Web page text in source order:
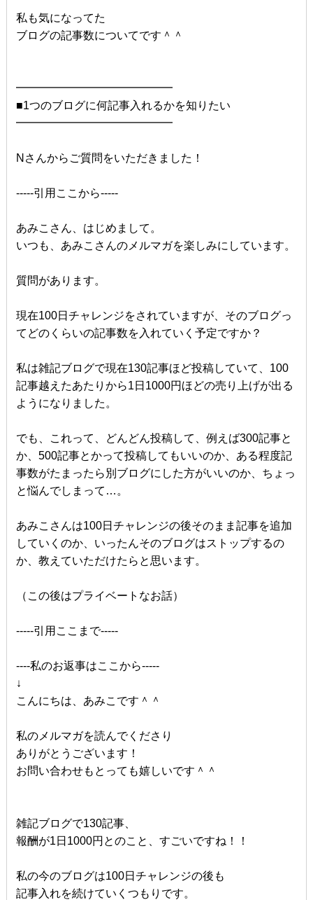
私も気になってた
ブログの記事数についてです＾＾
━━━━━━━━━━━━━━
■1つのブログに何記事入れるかを知りたい
━━━━━━━━━━━━━━
Nさんからご質問をいただきました！
-----引用ここから-----
あみこさん、はじめまして。
いつも、あみこさんのメルマガを楽しみにしています。
質問があります。
現在100日チャレンジをされていますが、そのブログっ
てどのくらいの記事数を入れていく予定ですか？
私は雑記ブログで現在130記事ほど投稿していて、100
記事越えたあたりから1日1000円ほどの売り上げが出る
ようになりました。
でも、これって、どんどん投稿して、例えば300記事と
か、500記事とかって投稿してもいいのか、ある程度記
事数がたまったら別ブログにした方がいいのか、ちょっ
と悩んでしまって…。
あみこさんは100日チャレンジの後そのまま記事を追加
していくのか、いったんそのブログはストップするの
か、教えていただけたらと思います。
（この後はプライベートなお話）
-----引用ここまで-----
----私のお返事はここから-----
↓
こんにちは、あみこです＾＾
私のメルマガを読んでくださり
ありがとうございます！
お問い合わせもとっても嬉しいです＾＾
雑記ブログで130記事、
報酬が1日1000円とのこと、すごいですね！！
私の今のブログは100日チャレンジの後も
記事入れを続けていくつもりです。